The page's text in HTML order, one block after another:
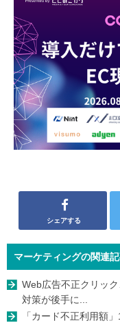
シェアする
マーケティングの関連
Web広告不正クリッ
対策が後手に...
「カード不正利用額